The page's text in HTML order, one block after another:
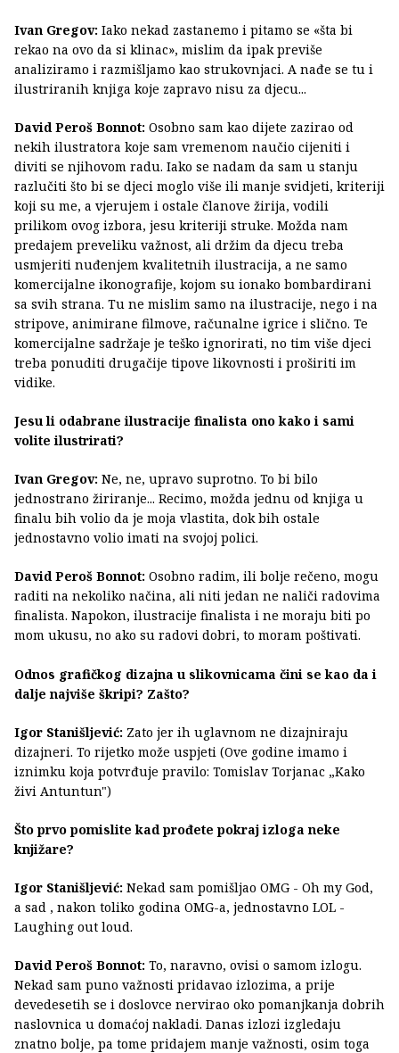
Ivan Gregov: Iako nekad zastanemo i pitamo se «šta bi
rekao na ovo da si klinac», mislim da ipak previše
analiziramo i razmišljamo kao strukovnjaci. A nađe se tu i
ilustriranih knjiga koje zapravo nisu za djecu...
David Peroš Bonnot: Osobno sam kao dijete zazirao od
nekih ilustratora koje sam vremenom naučio cijeniti i
diviti se njihovom radu. Iako se nadam da sam u stanju
razlučiti što bi se djeci moglo više ili manje svidjeti, kriteriji
koji su me, a vjerujem i ostale članove žirija, vodili
prilikom ovog izbora, jesu kriteriji struke. Možda nam
predajem preveliku važnost, ali držim da djecu treba
usmjeriti nuđenjem kvalitetnih ilustracija, a ne samo
komercijalne ikonografije, kojom su ionako bombardirani
sa svih strana. Tu ne mislim samo na ilustracije, nego i na
stripove, animirane filmove, računalne igrice i slično. Te
komercijalne sadržaje je teško ignorirati, no tim više djeci
treba ponuditi drugačije tipove likovnosti i proširiti im
vidike.
Jesu li odabrane ilustracije finalista ono kako i sami
volite ilustrirati?
Ivan Gregov: Ne, ne, upravo suprotno. To bi bilo
jednostrano žiriranje... Recimo, možda jednu od knjiga u
finalu bih volio da je moja vlastita, dok bih ostale
jednostavno volio imati na svojoj polici.
David Peroš Bonnot: Osobno radim, ili bolje rečeno, mogu
raditi na nekoliko načina, ali niti jedan ne naliči radovima
finalista. Napokon, ilustracije finalista i ne moraju biti po
mom ukusu, no ako su radovi dobri, to moram poštivati.
Odnos grafičkog dizajna u slikovnicama čini se kao da i
dalje najviše škripi? Zašto?
Igor Stanišljević: Zato jer ih uglavnom ne dizajniraju
dizajneri. To rijetko može uspjeti (Ove godine imamo i
iznimku koja potvrđuje pravilo: Tomislav Torjanac „Kako
živi Antuntun")
Što prvo pomislite kad prođete pokraj izloga neke
knjižare?
Igor Stanišljević: Nekad sam pomišljao OMG - Oh my God,
a sad , nakon toliko godina OMG-a, jednostavno LOL -
Laughing out loud.
David Peroš Bonnot: To, naravno, ovisi o samom izlogu.
Nekad sam puno važnosti pridavao izlozima, a prije
devedesetih se i doslovce nervirao oko pomanjkanja dobrih
naslovnica u domaćoj nakladi. Danas izlozi izgledaju
znatno bolje, pa tome pridajem manje važnosti, osim toga